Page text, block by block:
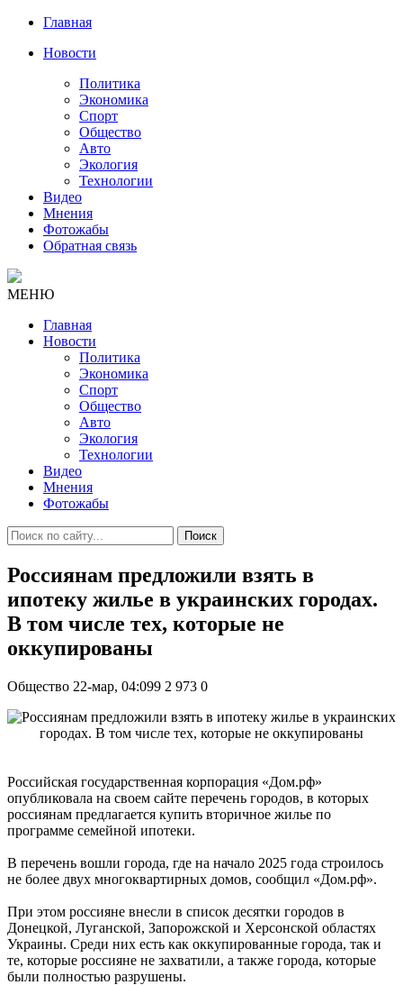
Главная
Новости
Политика
Экономика
Спорт
Общество
Авто
Экология
Технологии
Видео
Мнения
Фотожабы
Обратная связь
МЕНЮ
Главная
Новости
Политика
Экономика
Спорт
Общество
Авто
Экология
Технологии
Видео
Мнения
Фотожабы
Поиск
Россиянам предложили взять в
ипотеку жилье в украинских городах.
В том числе тех, которые не
оккупированы
Общество 22-мар, 04:099 2 973 0
Российская государственная корпорация «Дом.рф»
опубликовала на своем сайте перечень городов, в которых
россиянам предлагается купить вторичное жилье по
программе семейной ипотеки.
В перечень вошли города, где на начало 2025 года строилось
не более двух многоквартирных домов, сообщил «Дом.рф».
При этом россияне внесли в список десятки городов в
Донецкой, Луганской, Запорожской и Херсонской областях
Украины. Среди них есть как оккупированные города, так и
те, которые россияне не захватили, а также города, которые
были полностью разрушены.